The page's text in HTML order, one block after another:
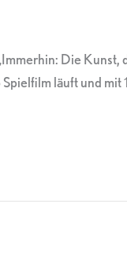
Die
läuft und